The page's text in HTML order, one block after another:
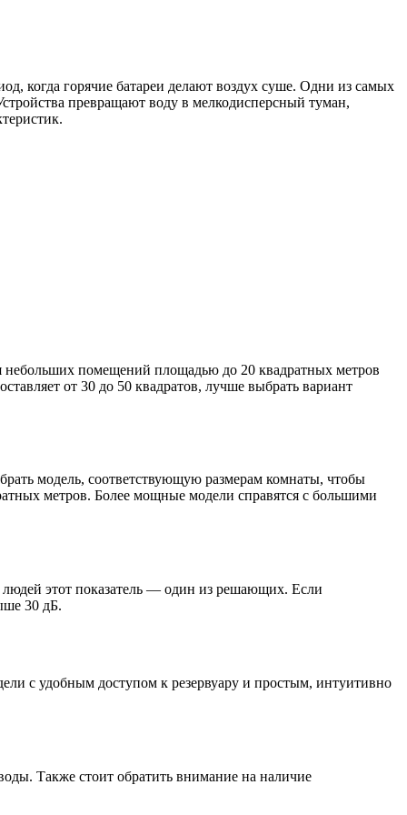
когда горячие батареи делают воздух суше. Одни из самых
превращают воду в мелкодисперсный туман,
небольших помещений площадью до 20 квадратных метров
от 30 до 50 квадратов, лучше выбрать вариант
модель, соответствующую размерам комнаты, чтобы
метров. Более мощные модели справятся с большими
этот показатель — один из решающих. Если
30 дБ.
с удобным доступом к резервуару и простым, интуитивно
Также стоит обратить внимание на наличие